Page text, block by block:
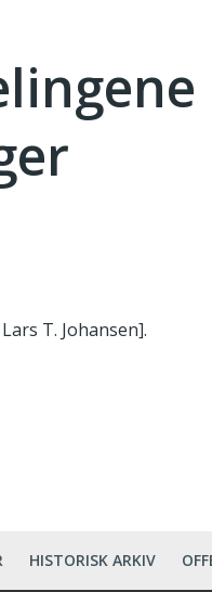
T. Johansen].
HISTORISK ARKIV